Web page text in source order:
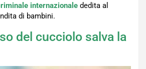
internazionale dedita al
di bambini.
del cucciolo salva la